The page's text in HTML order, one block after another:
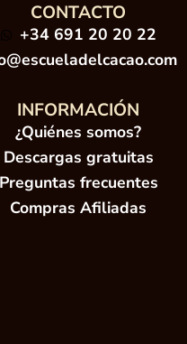
CONTACTO
+34 691 20 20 22
INFORMACIÓN
¿Quiénes somos?
Descargas gratuitas
Preguntas frecuentes
Compras Afiliadas